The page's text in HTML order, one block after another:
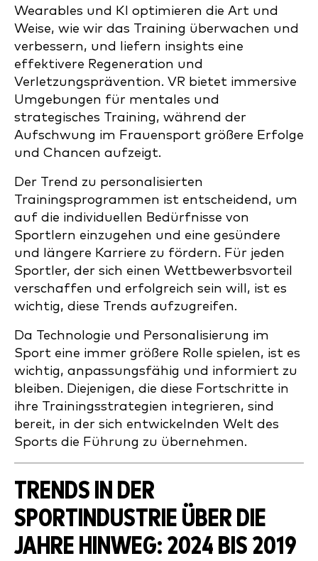
Wearables und KI optimieren die Art und
Weise, wie wir das Training überwachen und
verbessern, und liefern insights eine
effektivere Regeneration und
Verletzungsprävention. VR bietet immersive
Umgebungen für mentales und
strategisches Training, während der
Aufschwung im Frauensport größere Erfolge
und Chancen aufzeigt.
Der Trend zu personalisierten
Trainingsprogrammen ist entscheidend, um
auf die individuellen Bedürfnisse von
Sportlern einzugehen und eine gesündere
und längere Karriere zu fördern. Für jeden
Sportler, der sich einen Wettbewerbsvorteil
verschaffen und erfolgreich sein will, ist es
wichtig, diese Trends aufzugreifen.
Da Technologie und Personalisierung im
Sport eine immer größere Rolle spielen, ist es
wichtig, anpassungsfähig und informiert zu
bleiben. Diejenigen, die diese Fortschritte in
ihre Trainingsstrategien integrieren, sind
bereit, in der sich entwickelnden Welt des
Sports die Führung zu übernehmen.
TRENDS IN DER
SPORTINDUSTRIE ÜBER DIE
JAHRE HINWEG: 2024 BIS 2019